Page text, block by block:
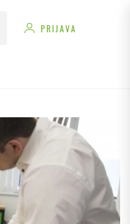
PRIJAVA